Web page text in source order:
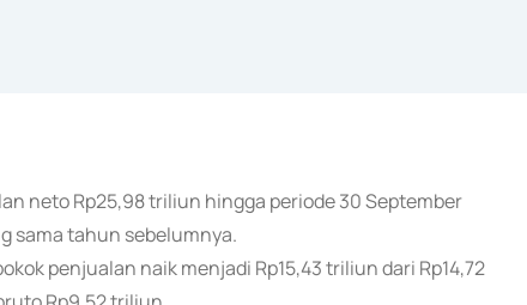
neto Rp25,98 triliun hingga periode 30 September
sama tahun sebelumnya.
penjualan naik menjadi Rp15,43 triliun dari Rp14,72